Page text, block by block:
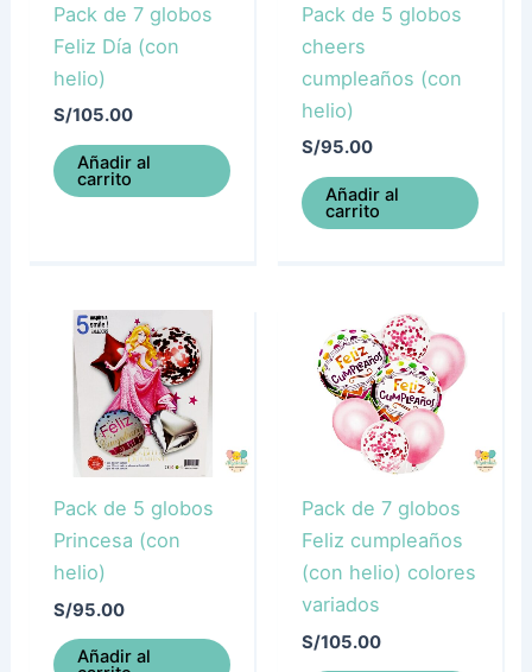
Pack de 7 globos
Feliz Día (con
helio)
S/105.00
Añadir al
carrito
Pack de 5 globos
cheers
cumpleaños (con
helio)
S/95.00
Añadir al
carrito
Pack de 5 globos
Princesa (con
helio)
S/95.00
Añadir al
Pack de 7 globos
Feliz cumpleaños
(con helio) colores
variados
S/105.00